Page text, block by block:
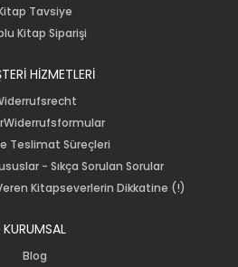
Tavsiye
Kitap Siparişi
HİZMETLERİ
Teslimat Süreçleri
- Sıkça Sorulan Sorular
Kitapseverlerin Dikkatine (!)
KURUMSAL
Blog